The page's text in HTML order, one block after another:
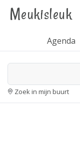
Meukisleuk
Agenda
Zoek in mijn buurt